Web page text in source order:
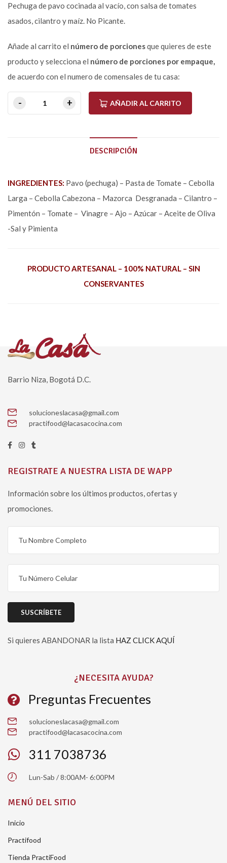
Pechuga de pavo cocinada al vacío, con salsa de tomates
asados, cilantro y maíz. No Picante.
Añade al carrito el número de porcionesque quieres de este
producto y selecciona el número de porciones por empaque,
de acuerdo con el numero de comensales de tu casa:
AÑADIR AL CARRITO
DESCRIPCIÓN
INGREDIENTES: Pavo (pechuga) – Pasta de Tomate – Cebolla
Larga – Cebolla Cabezona – Mazorca Desgranada – Cilantro –
Pimentón – Tomate – Vinagre – Ajo – Azúcar – Aceite de Oliva
-Sal y Pimienta
PRODUCTO ARTESANAL – 100% NATURAL – SIN
CONSERVANTES
Barrio Niza, Bogotá D.C.
solucioneslacasa@gmail.com
practifood@lacasacocina.com
REGISTRATE A NUESTRA LISTA DE WAPP
Información sobre los últimos productos, ofertas y
promociones.
Si quieres ABANDONAR la lista HAZ CLICK AQUÍ
¿NECESITA AYUDA?
Preguntas Frecuentes
solucioneslacasa@gmail.com
practifood@lacasacocina.com
311 7038736
Lun-Sab / 8:00AM- 6:00PM
MENÚ DEL SITIO
Inicio
Practifood
Tienda PractiFood